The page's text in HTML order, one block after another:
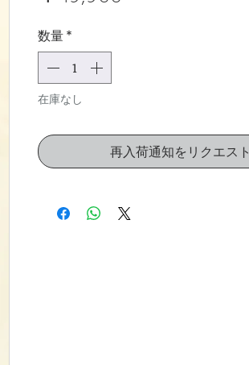
数量*
在庫なし
再入荷通知をリクエスト